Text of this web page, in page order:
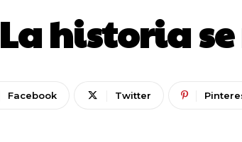
La historia
Facebook Twitter